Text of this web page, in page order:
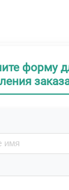
форму